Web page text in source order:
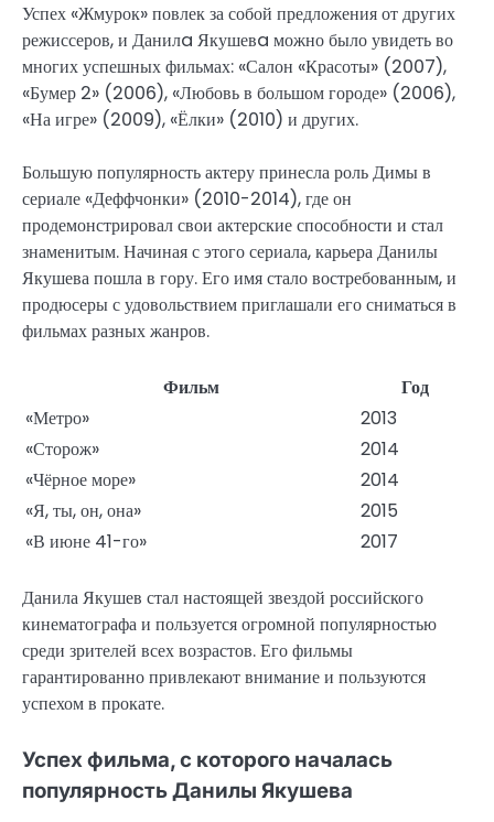
Успех «Жмурок» повлек за собой предложения от других
режиссеров, и Данилa Якушевa можно было увидеть во
многих успешных фильмах: «Салон «Красоты» (2007),
«Бумер 2» (2006), «Любовь в большом городе» (2006),
«На игре» (2009), «Ёлки» (2010) и других.
Большую популярность актеру принесла роль Димы в
сериале «Деффчонки» (2010-2014), где он
продемонстрировал свои актерские способности и стал
знаменитым. Начиная с этого сериала, карьера Данилы
Якушева пошла в гору. Его имя стало востребованным, и
продюсеры с удовольствием приглашали его сниматься в
фильмах разных жанров.
Фильм
Год
«Метро»
2013
«Сторож»
2014
«Чёрное море»
2014
«Я, ты, он, она»
2015
«В июне 41-го»
2017
Данила Якушев стал настоящей звездой российского
кинематографа и пользуется огромной популярностью
среди зрителей всех возрастов. Его фильмы
гарантированно привлекают внимание и пользуются
успехом в прокате.
Успех фильма, с которого началась
популярность Данилы Якушева